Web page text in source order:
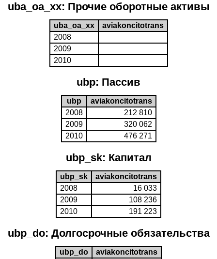
uba_oa_xx: Прочие оборотные активы
uba_oa_xx
aviakoncitotrans
2008
2009
2010
ubp: Пассив
ubp
aviakoncitotrans
2008
212 810
2009
320 062
2010
476 271
ubp_sk: Капитал
ubp_sk
aviakoncitotrans
2008
16 033
2009
108 236
2010
191 223
ubp_do: Долгосрочные обязательства
ubp_do
aviakoncitotrans